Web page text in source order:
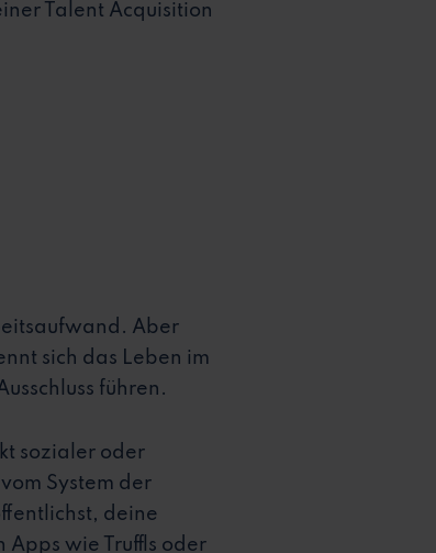
Talent Acquisition
Aber
sich das Leben im
führen.
sozialer oder
System der
deine
wie Truffls oder